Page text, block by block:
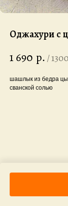
Оджахури с
1 690 р. /
шашлык из бедра
сванской солью